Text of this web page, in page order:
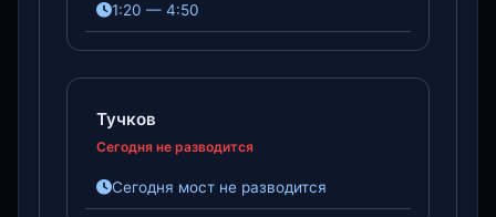
1:20 — 4:50
Тучков
Сегодня не разводится
Сегодня мост не разводится